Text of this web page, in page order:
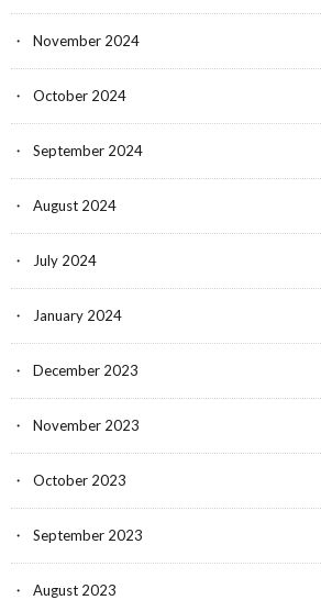
November 2024
October 2024
September 2024
August 2024
July 2024
January 2024
December 2023
November 2023
October 2023
September 2023
August 2023